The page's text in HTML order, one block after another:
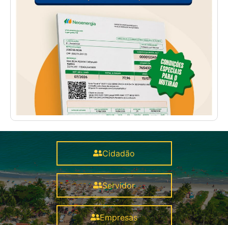
Cidadão
Servidor
Empresas